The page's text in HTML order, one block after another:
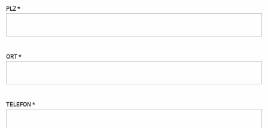
PLZ *
ORT *
TELEFON *